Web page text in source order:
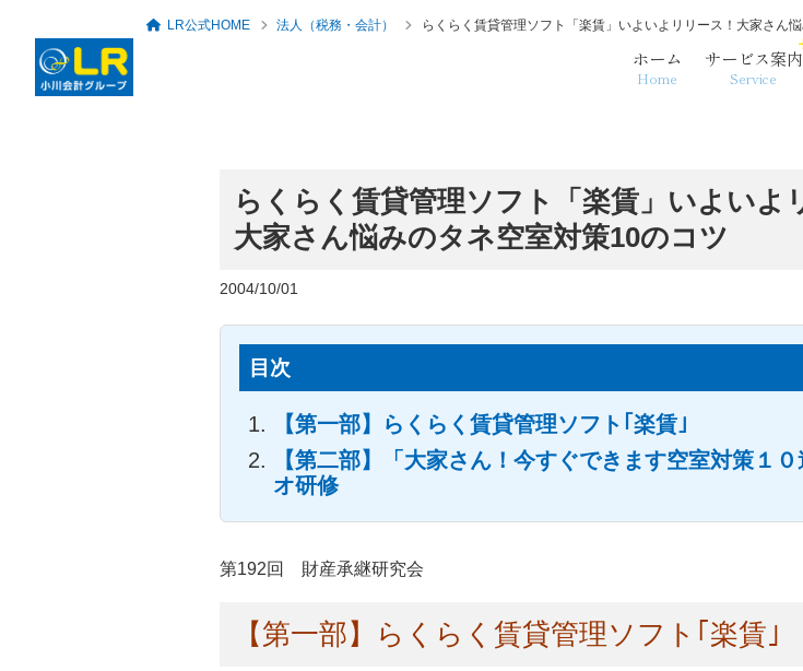
ホーム
Home
サービス案内
Service
税務・会計顧問 人事労務・社会保険 事務代行
ロングリレーションズ セミナー・勉強会一覧
代表者のあいさつ グループ概要・アクセ
ス 各法人・サービス拠点
LR公式HOME 法人（税務・会計） らくらく賃貸管理ソフト「楽賃」いよいよリリース！大家さん
らくらく賃貸管理ソフト「楽賃」いよいよ
大家さん悩みのタネ空室対策10のコツ
2004/10/01
目次
【第一部】らくらく賃貸管理ソフト｢楽賃｣
【第二部】「大家さん！今すぐできます空室対策１
オ研修
第192回 財産承継研究会
【第一部】らくらく賃貸管理ソフト｢楽賃｣